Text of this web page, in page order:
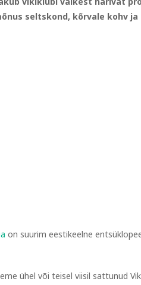
seltskond, kõrvale kohv
on suurim eestikeelne
ühel või teisel viisil sattunud